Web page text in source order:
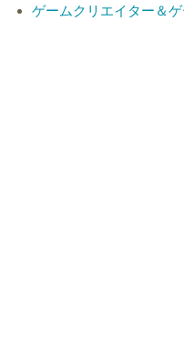
ゲームクリエイター＆